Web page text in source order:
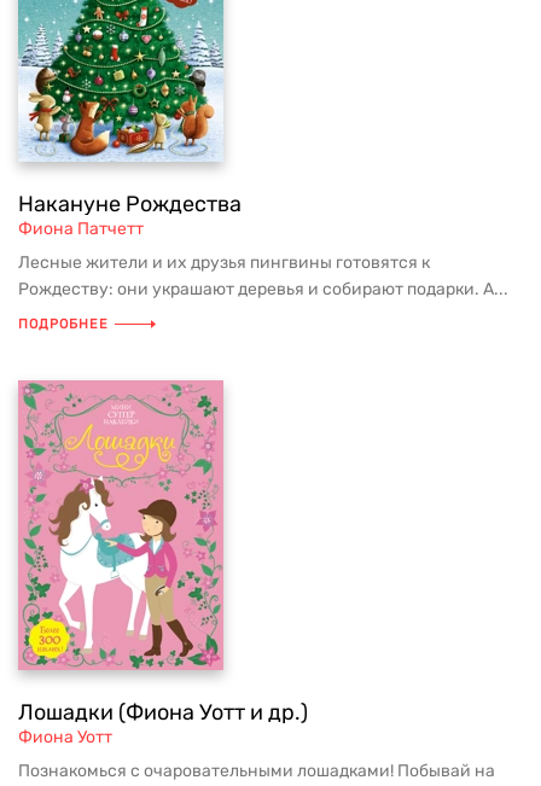
Накануне Рождества
Фиона Патчетт
Лесные жители и их друзья пингвины готовятся к
Рождеству: они украшают деревья и собирают подарки. А...
ПОДРОБНЕЕ
Лошадки (Фиона Уотт и др.)
Фиона Уотт
Познакомься с очаровательными лошадками! Побывай на